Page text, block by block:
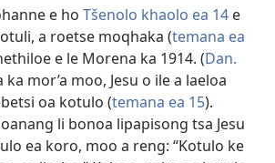
e ho Tšenolo khaolo ea 14 e
a roetse moqhaka (temana ea
e le Morena ka 1914. (Dan.
ka mor’a moo, Jesu o ile a laeloa
oa kotulo (temana ea 15).
li bonoa lipapisong tsa Jesu
ea koro, moo a reng: “Kotulo ke